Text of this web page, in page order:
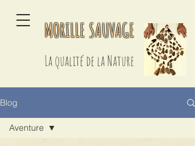
MORILLE SAUVAGE
La qualité de la Nature
Blog
Aventure